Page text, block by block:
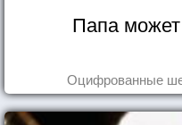
Папа может
Оцифрованные